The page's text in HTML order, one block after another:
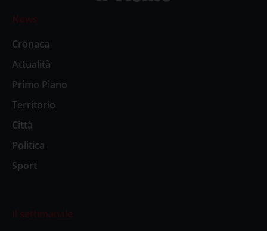
News
Cronaca
Attualità
Primo Piano
Territorio
Città
Politica
Sport
Il settimanale